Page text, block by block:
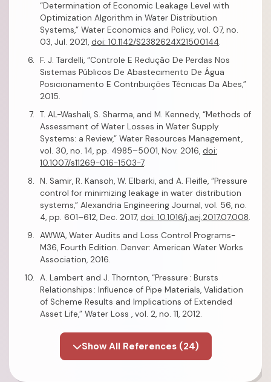
“Determination of Economic Leakage Level with
Optimization Algorithm in Water Distribution
Systems,” Water Economics and Policy, vol. 07, no.
03, Jul. 2021, doi: 10.1142/S2382624X21500144.
F. J. Tardelli, “Controle E Redução De Perdas Nos
Sıstemas Públıcos De Abastecımento De Água
Posıcıonamento E Contrıbuıções Técnıcas Da Abes,”
2015.
T. AL-Washali, S. Sharma, and M. Kennedy, “Methods of
Assessment of Water Losses in Water Supply
Systems: a Review,” Water Resources Management,
vol. 30, no. 14, pp. 4985–5001, Nov. 2016, doi:
10.1007/s11269-016-1503-7.
N. Samir, R. Kansoh, W. Elbarki, and A. Fleifle, “Pressure
control for minimizing leakage in water distribution
systems,” Alexandria Engineering Journal, vol. 56, no.
4, pp. 601–612, Dec. 2017, doi: 10.1016/j.aej.2017.07.008.
AWWA, Water Audits and Loss Control Programs-
M36, Fourth Edition. Denver: American Water Works
Association, 2016.
A. Lambert and J. Thornton, “Pressure : Bursts
Relationships : Influence of Pipe Materials, Validation
of Scheme Results and Implications of Extended
Asset Life,” Water Loss , vol. 2, no. 11, 2012.
Show All References (24)